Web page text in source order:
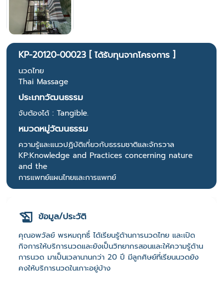
KP-20120-00023 [ ได้รับทุนจากโครงการ ]
นวดไทย
Thai Massage
ประเภทวัฒนธรรม
จับต้องได้ : Tangible.
หมวดหมู่วัฒนธรรม
ความรู้และแนวปฏิบัติเกี่ยวกับธรรมชาติและจักรวาล
KP:Knowledge and Practices concerning nature
and the
การแพทย์แผนไทยและการแพทย์
ข้อมูล/ประวัติ
คุณอพวัลย์ พรหมฤทธิ์ ได้เรียนรู้ด้านการนวดไทย และเปิด
กิจการให้บริการนวดและยังเป็นวิทยากรสอนและให้ความรู้ด้าน
การนวด มาเป็นเวลานานกว่า 20 ปี มีลูกศิษย์ที่เรียนนวดยัง
คงให้บริการนวดในเกาะอยู่บ้าง